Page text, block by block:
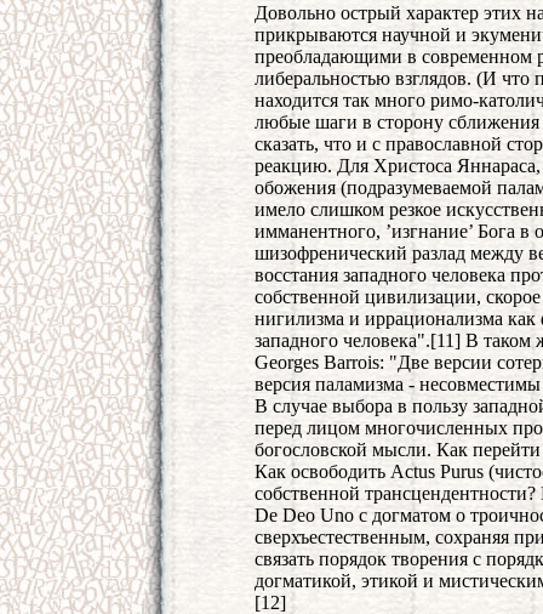
Довольно острый характер этих
прикрываются научной и
преобладающими в современном
либеральностью взглядов. (И что
находится так много римо-
любые шаги в сторону
сказать, что и с православной
реакцию. Для Христоса
обожения (подразумеваемой
имело слишком резкое
имманентного, ’изгнание’ Бога в
шизофренический разлад между
восстания западного человека
собственной цивилизации,
нигилизма и иррационализма
западного человека".[11] В
Georges Barrois: "Две версии
версия паламизма -
В случае выбора в пользу
перед лицом многочисленных
богословской мысли. Как
Как освободить Actus Purus
собственной трансцендентности?
De Deo Uno с догматом о
сверхъестественным, сохраняя
связать порядок творения с
догматикой, этикой и
[12]